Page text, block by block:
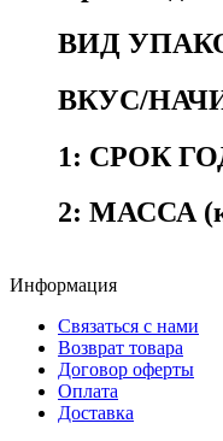
ВИД
ВКУС/
1: СРОК
2: МАССА
Информация
Связаться с нами
Возврат товара
Договор оферты
Оплата
Доставка